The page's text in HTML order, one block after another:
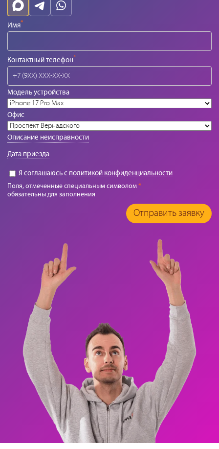
Имя*
Контактный телефон*
Модель устройства
Офис
Описание неисправности
Дата приезда
Я соглашаюсь с политикой конфиденциальности
Поля, отмеченные специальным символом*
обязательны для заполнения
Отправить заявку